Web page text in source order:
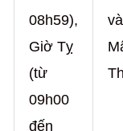
08h59),
Giờ Tỵ
(từ
09h00
đến
và